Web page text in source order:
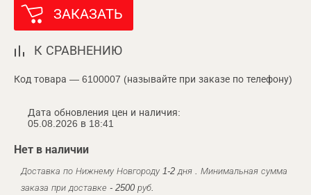
ЗАКАЗАТЬ
К СРАВНЕНИЮ
Код товара — 6100007 (называйте при заказе по телефону)
Дата обновления цен и наличия:
05.08.2026 в 18:41
Нет в наличии
Доставка по Нижнему Новгороду 1-2 дня . Минимальная сумма
заказа при доставке - 2500 руб.